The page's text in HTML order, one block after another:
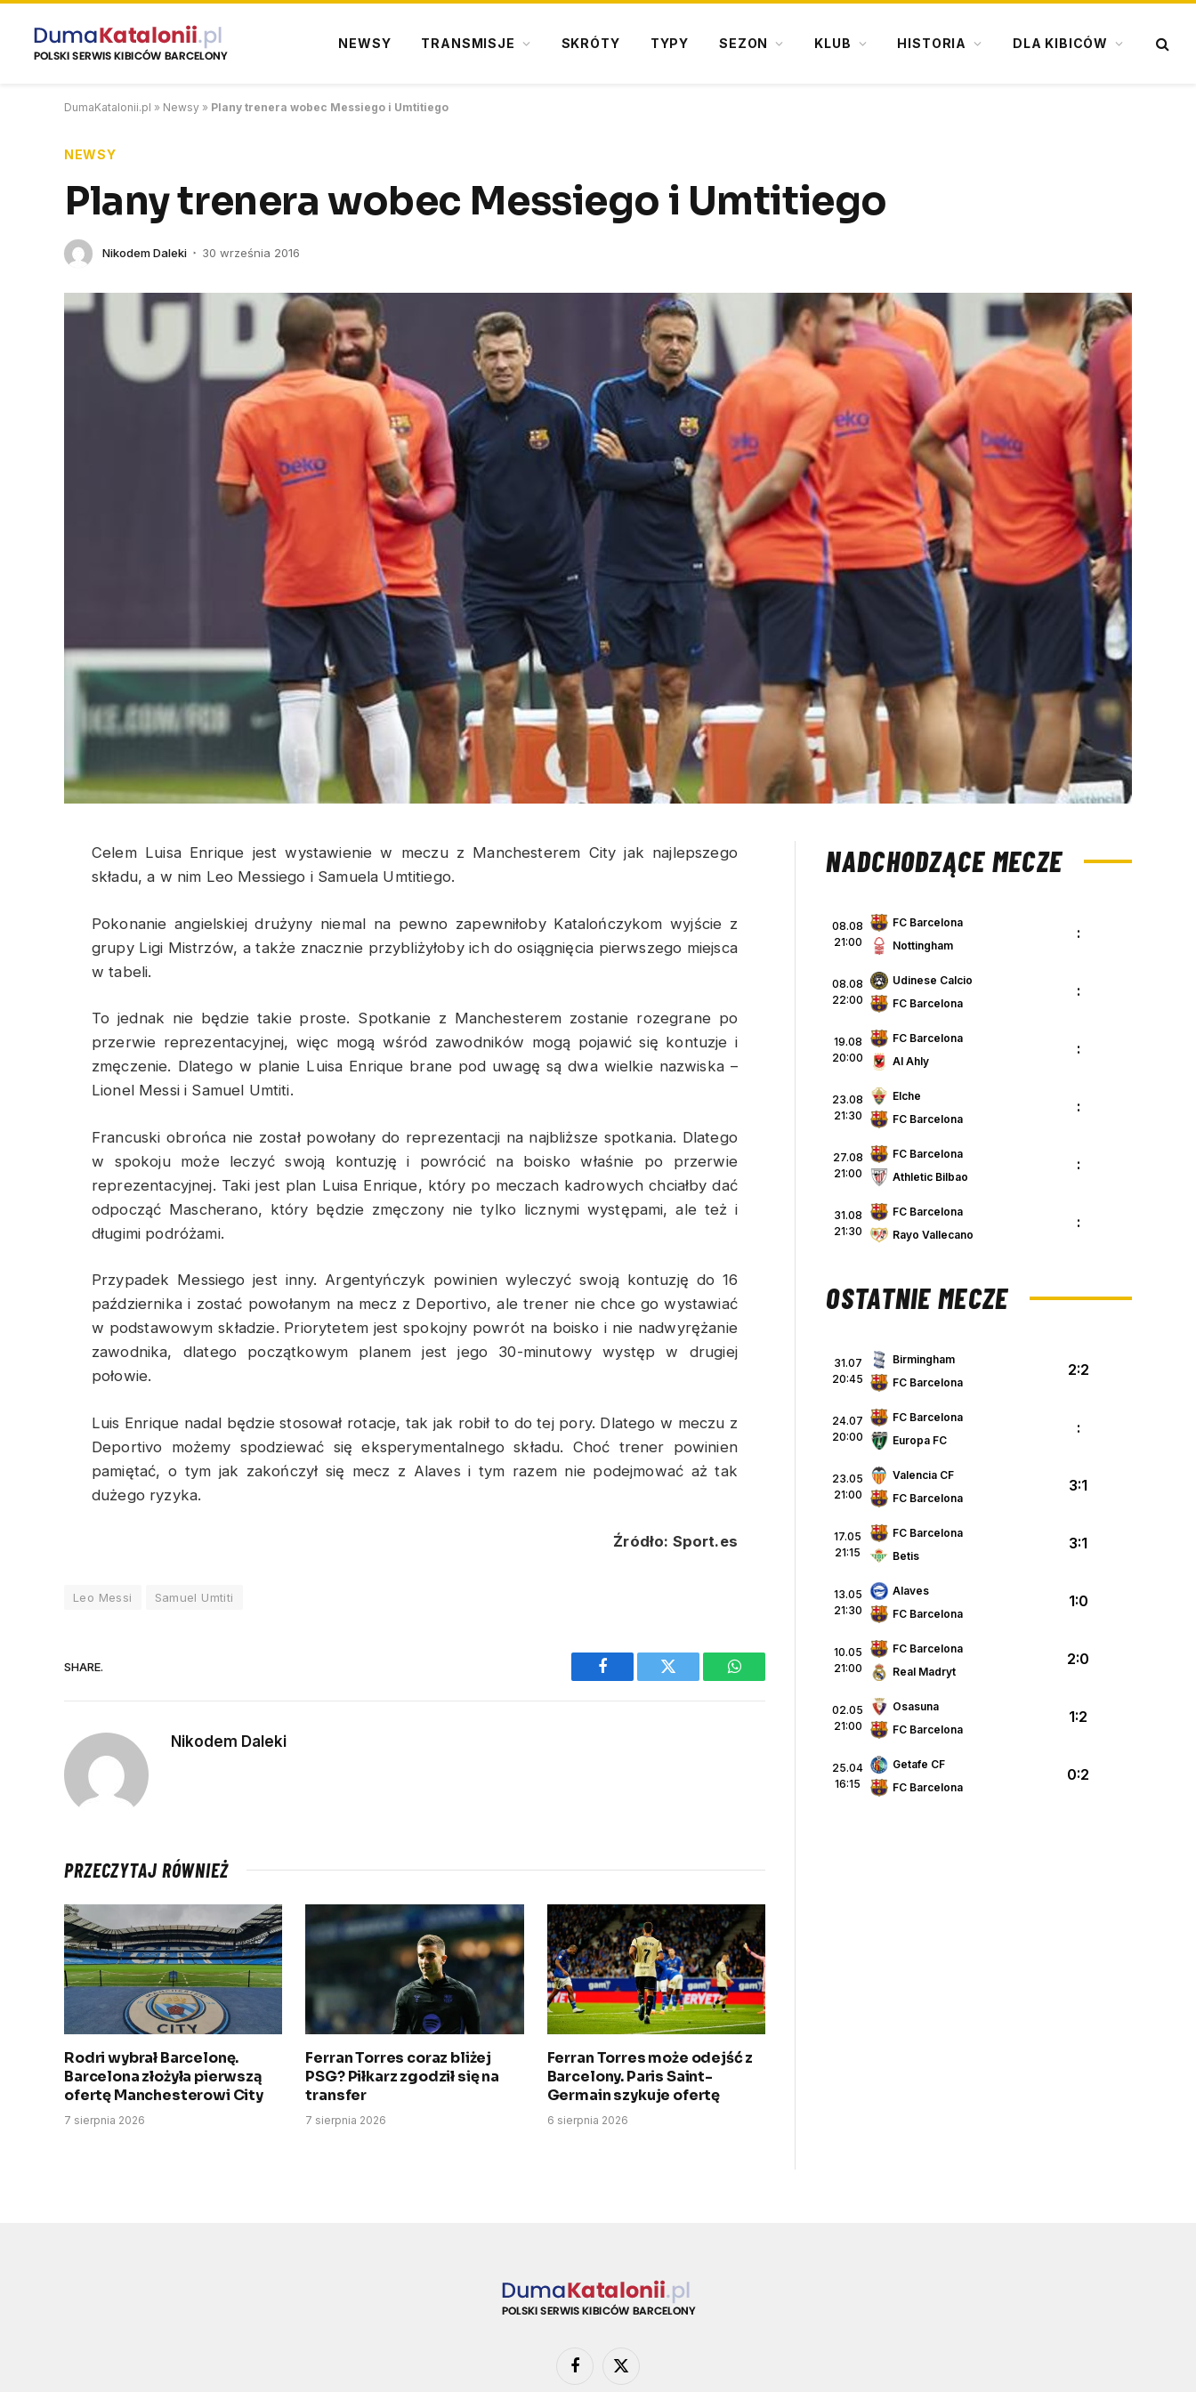
NEWSY TRANSMISJE SKRÓTY TYPY SEZON KLUB HISTORIA DLA KIBICÓW
DumaKatalonii.pl » Newsy » Plany trenera wobec Messiego i Umtitiego
NEWSY
Plany trenera wobec Messiego i Umtitiego
Nikodem Daleki 30 września 2016
Celem Luisa Enrique jest wystawienie w meczu z Manchesterem City jak najlepszego
składu, a w nim Leo Messiego i Samuela Umtitiego.
Pokonanie angielskiej drużyny niemal na pewno zapewniłoby Katalończykom wyjście z
grupy Ligi Mistrzów, a także znacznie przybliżyłoby ich do osiągnięcia pierwszego miejsca
w tabeli.
To jednak nie będzie takie proste. Spotkanie z Manchesterem zostanie rozegrane po
przerwie reprezentacyjnej, więc mogą wśród zawodników mogą pojawić się kontuzje i
zmęczenie. Dlatego w planie Luisa Enrique brane pod uwagę są dwa wielkie nazwiska –
Lionel Messi i Samuel Umtiti.
Francuski obrońca nie został powołany do reprezentacji na najbliższe spotkania. Dlatego
w spokoju może leczyć swoją kontuzję i powrócić na boisko właśnie po przerwie
reprezentacyjnej. Taki jest plan Luisa Enrique, który po meczach kadrowych chciałby dać
odpocząć Mascherano, który będzie zmęczony nie tylko licznymi występami, ale też i
długimi podróżami.
Przypadek Messiego jest inny. Argentyńczyk powinien wyleczyć swoją kontuzję do 16
października i zostać powołanym na mecz z Deportivo, ale trener nie chce go wystawiać
w podstawowym składzie. Priorytetem jest spokojny powrót na boisko i nie nadwyrężanie
zawodnika, dlatego początkowym planem jest jego 30-minutowy występ w drugiej
połowie.
Luis Enrique nadal będzie stosował rotacje, tak jak robił to do tej pory. Dlatego w meczu z
Deportivo możemy spodziewać się eksperymentalnego składu. Choć trener powinien
pamiętać, o tym jak zakończył się mecz z Alaves i tym razem nie podejmować aż tak
dużego ryzyka.
Źródło: Sport.es
Leo Messi Samuel Umtiti
SHARE.
Facebook Twitter WhatsApp
Nikodem Daleki
PRZECZYTAJ RÓWNIEŻ
Rodri wybrał Barcelonę.
Barcelona złożyła pierwszą
ofertę Manchesterowi City
7 sierpnia 2026
Ferran Torres coraz bliżej
PSG? Piłkarz zgodził się na
transfer
7 sierpnia 2026
Ferran Torres może odejść z
Barcelony. Paris Saint-
Germain szykuje ofertę
6 sierpnia 2026
NADCHODZĄCE MECZE
08.08
21:00
FC Barcelona
Nottingham
:
08.08
22:00
Udinese Calcio
FC Barcelona
:
19.08
20:00
FC Barcelona
Al Ahly
:
23.08
21:30
Elche
FC Barcelona
:
27.08
21:00
FC Barcelona
Athletic Bilbao
:
31.08
21:30
FC Barcelona
Rayo Vallecano
:
OSTATNIE MECZE
31.07
20:45
Birmingham
FC Barcelona
2:2
24.07
20:00
FC Barcelona
Europa FC
:
23.05
21:00
Valencia CF
FC Barcelona
3:1
17.05
21:15
FC Barcelona
Betis
3:1
13.05
21:30
Alaves
FC Barcelona
1:0
10.05
21:00
FC Barcelona
Real Madryt
2:0
02.05
21:00
Osasuna
FC Barcelona
1:2
25.04
16:15
Getafe CF
FC Barcelona
0:2
Facebook
X